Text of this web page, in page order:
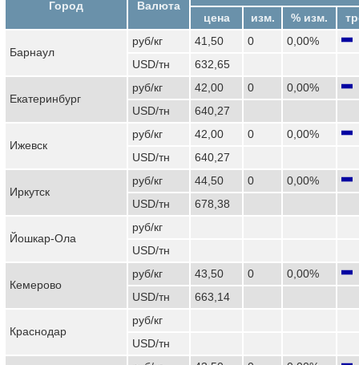
Город Валюта
цена
изм. % изм.
Барнаул
руб/кг 41,50 0
0,00%
USD/тн
632,65
Екатеринбург
руб/кг 42,00 0
0,00%
USD/тн
640,27
Ижевск
руб/кг 42,00 0
0,00%
USD/тн
640,27
Иркутск
руб/кг 44,50 0
0,00%
USD/тн
678,38
Йошкар-Ола
руб/кг
USD/тн
Кемерово
руб/кг 43,50 0
0,00%
USD/тн
663,14
Краснодар
руб/кг
USD/тн